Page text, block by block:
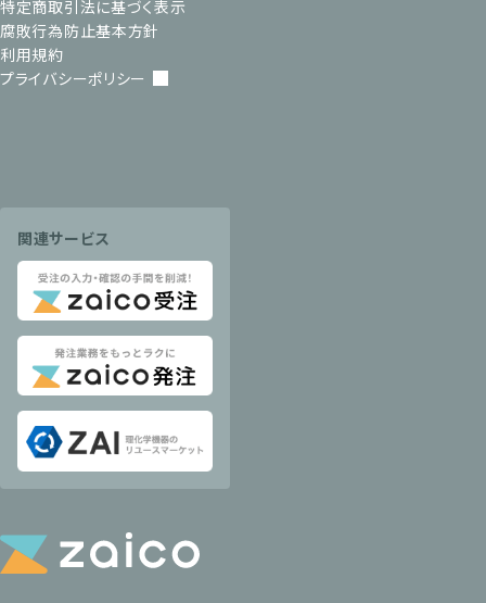
特定商取引法に基づく表示
腐敗行為防止基本方針
利用規約
プライバシーポリシー
関連サービス